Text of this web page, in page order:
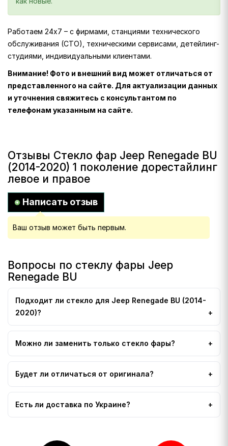
Работаем 24х7 – с фирмами, станциями технического
обслуживания (СТО), техническими сервисами, детейлинг-
студиями, индивидуальными клиентами.
Внимание! Фото и внешний вид может отличаться от
представленного на сайте. Для актуализации данных
и уточнения свяжитесь с консультантом по
телефонам указанным на сайте.
Отзывы Стекло фар Jeep Renegade BU
(2014-2020) 1 поколение дорестайлинг
левое и правое
Написать отзыв
Ваш отзыв может быть первым.
Вопросы по стеклу фары Jeep
Renegade BU
Подходит ли стекло для Jeep Renegade BU (2014-
2020)?
Можно ли заменить только стекло фары?
Будет ли отличаться от оригинала?
Есть ли доставка по Украине?